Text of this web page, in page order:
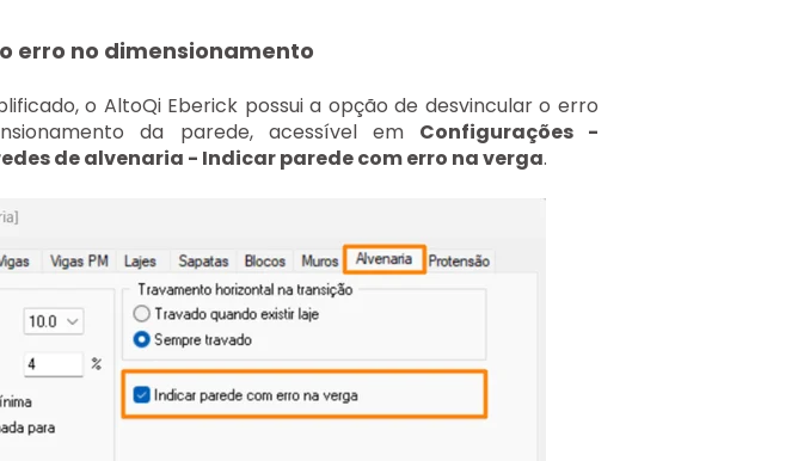
erro no dimensionamento
o AltoQi Eberick possui a opção de desvincular o erro
da parede, acessível em Configurações -
de alvenaria - Indicar parede com erro na verga.